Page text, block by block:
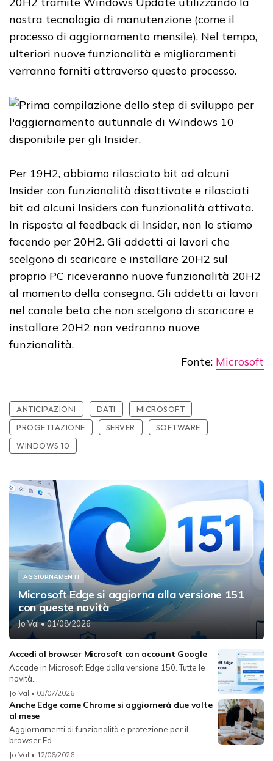
nostra tecnologia di manutenzione (come il
processo di aggiornamento mensile). Nel tempo,
ulteriori nuove funzionalità e miglioramenti
verranno forniti attraverso questo processo.
Per 19H2, abbiamo rilasciato bit ad alcuni
Insider con funzionalità disattivate e rilasciati
bit ad alcuni Insiders con funzionalità attivata.
In risposta al feedback di Insider, non lo stiamo
facendo per 20H2. Gli addetti ai lavori che
scelgono di scaricare e installare 20H2 sul
proprio PC riceveranno nuove funzionalità 20H2
al momento della consegna. Gli addetti ai lavori
nel canale beta che non scelgono di scaricare e
installare 20H2 non vedranno nuove
funzionalità.
Fonte: Microsoft
ANTICIPAZIONI DATI
MICROSOFT
PROGETTAZIONE
SERVER
SOFTWARE
WINDOWS 10
AGGIORNAMENTI
Microsoft Edge si aggiorna alla versione 151
con queste novità
Jo Val• 01/08/2026
Accedi al browser Microsoft con account Google
Accade in Microsoft Edge dalla versione 150. Tutte le
novità...
Jo Val • 03/07/2026
Anche Edge come Chrome si aggiornerà due volte
al mese
Aggiornamenti di funzionalità e protezione per il
browser Ed...
Jo Val • 12/06/2026